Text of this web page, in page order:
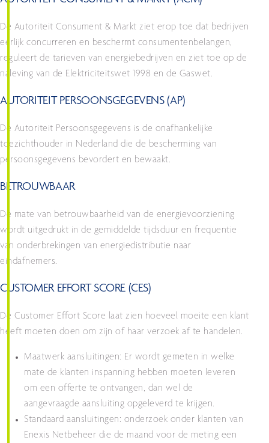
De Autoriteit Consument & Markt ziet erop toe dat bedrijven
eerlijk concurreren en beschermt consumentenbelangen,
reguleert de tarieven van energiebedrijven en ziet toe op de
naleving van de Elektriciteitswet 1998 en de Gaswet.
AUTORITEIT PERSOONSGEGEVENS (AP)
De Autoriteit Persoonsgegevens is de onafhankelijke
toezichthouder in Nederland die de bescherming van
persoonsgegevens bevordert en bewaakt.
BETROUWBAAR
De mate van betrouwbaarheid van de energievoorziening
wordt uitgedrukt in de gemiddelde tijdsduur en frequentie
van onderbrekingen van energiedistributie naar
eindafnemers.
CUSTOMER EFFORT SCORE (CES)
De Customer Effort Score laat zien hoeveel moeite een klant
heeft moeten doen om zijn of haar verzoek af te handelen.
Maatwerk aansluitingen: Er wordt gemeten in welke
mate de klanten inspanning hebben moeten leveren
om een offerte te ontvangen, dan wel de
aangevraagde aansluiting opgeleverd te krijgen.
Standaard aansluitingen: onderzoek onder klanten van
Enexis Netbeheer die de maand voor de meting een